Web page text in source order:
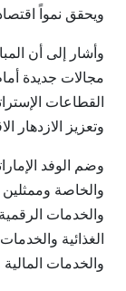
ويحقق نمواً
وأشار إلى أن
مجالات جديدة
القطاعات
وتعزيز الازدهار
وضم الوفد
والخاصة
والخدمات
الغذائية
والخدمات المالية